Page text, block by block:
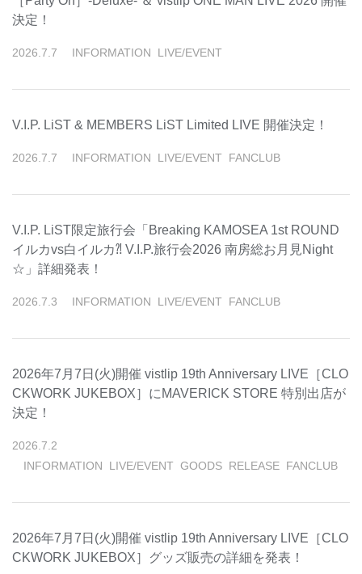
決定！
2026 7 7 INFORMATION LIVE/EVENT
V.I.P. LiST & MEMBERS LiST Limited LIVE 開催決定！
2026 7 7 INFORMATION LIVE/EVENT FANCLUB
V.I.P. LiST限定旅行会「Breaking KAMOSEA 1st ROUND
イルカvs白イルカ⁈ V.I.P.旅行会2026 南房総お月見Night
☆」詳細発表！
2026 7 3 INFORMATION LIVE/EVENT FANCLUB
2026年7月7日(火)開催 vistlip 19th Anniversary LIVE［CLO
CKWORK JUKEBOX］にMAVERICK STORE 特別出店が
決定！
2026 7 2
INFORMATION
LIVE/EVENT GOODS RELEASE FANCLUB
2026年7月7日(火)開催 vistlip 19th Anniversary LIVE［CLO
CKWORK JUKEBOX］グッズ販売の詳細を発表！